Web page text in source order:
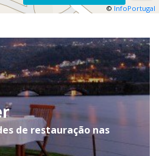
a variante à estrada N211
até se deparar com a
de Tabuado.
© InfoPortugal
de restauração nas